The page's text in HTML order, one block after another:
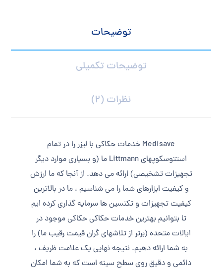
توضیحات
توضیحات تکمیلی
نظرات (2)
Medisave خدمات حکاکی با لیزر را در تمام
استتوسکوپهای Littmann ما (و بسیاری موارد دیگر
تجهیزات تشخیصی) ارائه می دهد. از آنجا که ما ارزش
و کیفیت ابزارهای شما را می شناسیم ، ما در بالاترین
کیفیت تجهیزات و تکنسین ها سرمایه گذاری کرده ایم
تا بتوانیم بهترین خدمات حکاکی حکاکی موجود در
ایالات متحده (برتر از تلاشهای گران قیمت رقیب ما) را
به شما ارائه دهیم. نتیجه نهایی یک علامت ظریف ،
دائمی و دقیق روی سطح سینه است که به شما امکان